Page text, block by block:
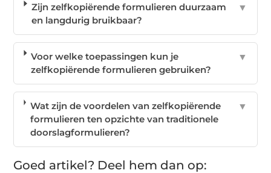
Zijn zelfkopiërende formulieren duurzaam
en langdurig bruikbaar?
▼
Voor welke toepassingen kun je
zelfkopiërende formulieren gebruiken?
▼
Wat zijn de voordelen van zelfkopiërende
formulieren ten opzichte van traditionele
doorslagformulieren?
▼
Goed artikel? Deel hem dan op: